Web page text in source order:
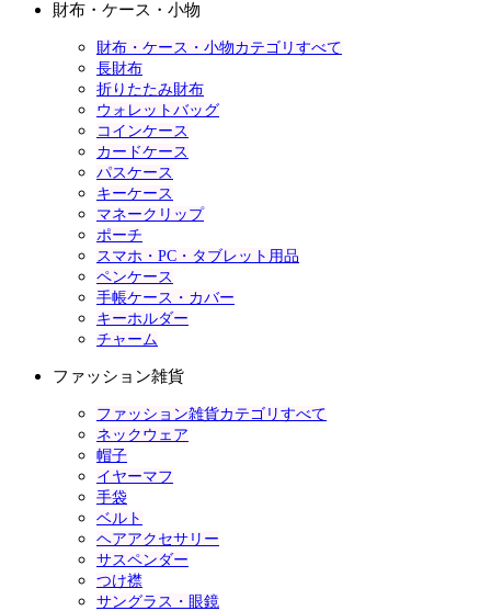
財布・ケース・小物
財布・ケース・小物カテゴリすべて
長財布
折りたたみ財布
ウォレットバッグ
コインケース
カードケース
パスケース
キーケース
マネークリップ
ポーチ
スマホ・PC・タブレット用品
ペンケース
手帳ケース・カバー
キーホルダー
チャーム
ファッション雑貨
ファッション雑貨カテゴリすべて
ネックウェア
帽子
イヤーマフ
手袋
ベルト
ヘアアクセサリー
サスペンダー
つけ襟
サングラス・眼鏡